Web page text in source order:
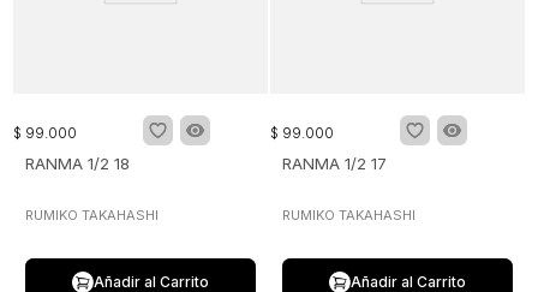
$ 99.000
RANMA 1/2 18
RUMIKO TAKAHASHI
Añadir al Carrito
$ 99.000
RANMA 1/2 17
RUMIKO TAKAHASHI
Añadir al Carrito